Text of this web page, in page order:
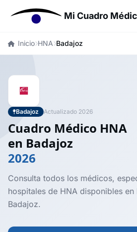
Mi Cuadro
Inicio HNA Badajoz
Badajoz Actualizado 2026
Cuadro Médico HNA
en Badajoz
2026
Consulta todos los médicos,
hospitales de HNA disponibles
Badajoz.